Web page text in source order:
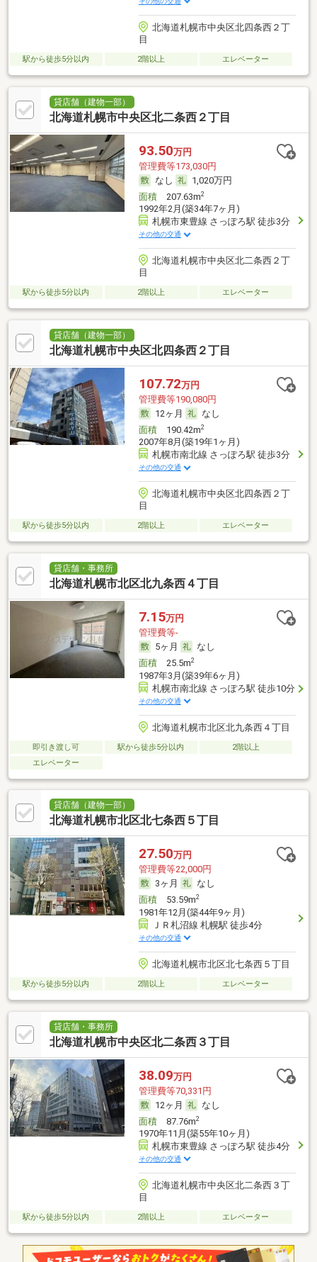
北海道札幌市中央区北四条西２丁
目
駅から徒歩5分以内 2階以上 エレベーター
貸店舗（建物一部）
北海道札幌市中央区北二条西２丁目
93.50万円
管理費等173,030円
なし
1,020万円
面積207.63m2
1992年2月(築34年7ヶ月)
札幌市東豊線 さっぽろ駅 徒歩3分
その他の交通
北海道札幌市中央区北二条西２丁
目
駅から徒歩5分以内 2階以上 エレベーター
貸店舗（建物一部）
北海道札幌市中央区北四条西２丁目
107.72万円
管理費等190,080円
12ヶ月
なし
面積190.42m2
2007年8月(築19年1ヶ月)
札幌市南北線 さっぽろ駅 徒歩3分
その他の交通
北海道札幌市中央区北四条西２丁
目
駅から徒歩5分以内 2階以上 エレベーター
貸店舗・事務所
北海道札幌市北区北九条西４丁目
7.15万円
管理費等-
5ヶ月
なし
面積25.5m2
1987年3月(築39年6ヶ月)
札幌市南北線 さっぽろ駅 徒歩10分
その他の交通
北海道札幌市北区北九条西４丁目
即引き渡し可 駅から徒歩5分以内
2階以上
エレベーター
貸店舗（建物一部）
北海道札幌市北区北七条西５丁目
27.50万円
管理費等22,000円
3ヶ月
なし
面積53.59m2
1981年12月(築44年9ヶ月)
ＪＲ札沼線 札幌駅 徒歩4分
その他の交通
北海道札幌市北区北七条西５丁目
駅から徒歩5分以内 2階以上 エレベーター
貸店舗・事務所
北海道札幌市中央区北二条西３丁目
38.09万円
管理費等70,331円
12ヶ月
なし
面積87.76m2
1970年11月(築55年10ヶ月)
札幌市東豊線 さっぽろ駅 徒歩4分
その他の交通
北海道札幌市中央区北二条西３丁
目
駅から徒歩5分以内 2階以上 エレベーター